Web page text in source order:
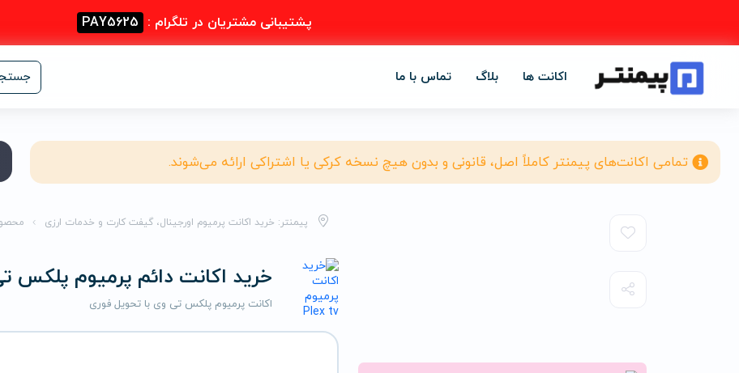
پشتیبانی مشتریان در تلگرام : PAY5625
اکانت ها بلاگ تماس با ما
تمامی اکانت‌های پیمنتر کاملاً اصل، قانونی و بدون هیچ نسخه کرکی یا اشتراکی ارائه می‌شوند.
پیمنتر: خرید اکانت پرمیوم اورجینال، گیفت کارت و خدمات ارزی
خرید اکانت دائم پرمیوم پلکس
اکانت پرمیوم پلکس تی وی با تحویل فوری